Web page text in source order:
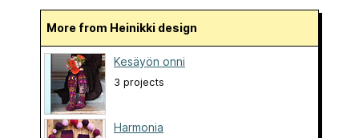
More from Heinikki design
Kesäyön onni
3 projects
Harmonia